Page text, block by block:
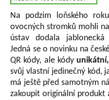
Na podzim loňského
ovocných stromků mohli
ústav dodala jablonecká
Jedná se o novinku na
QR kódy, ale kódy unikátní,
svůj vlastní jedinečný kód,
má ještě před samotným
zakoupit originální produkt